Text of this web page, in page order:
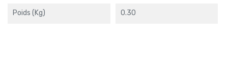
Poids (kg) 0.30